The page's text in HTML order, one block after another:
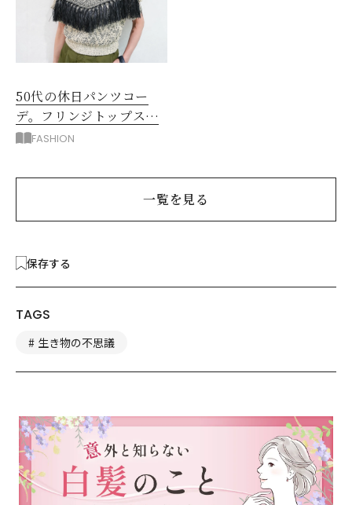
50代の休日パンツコー
デ。フリンジトップスを
主役に洗練アースカラー
FASHION
一覧を見る
保存する
TAGS
生き物の不思議